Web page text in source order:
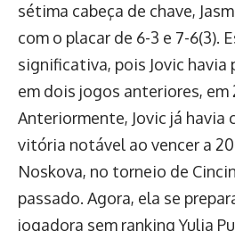
sétima cabeça de chave,
com o placar de 6-3 e 7-6(3).
significativa, pois Jovic havia
em dois jogos anteriores, em
Anteriormente, Jovic já havia
vitória notável ao vencer a
Noskova, no torneio de
passado. Agora, ela se
jogadora sem ranking Yulia